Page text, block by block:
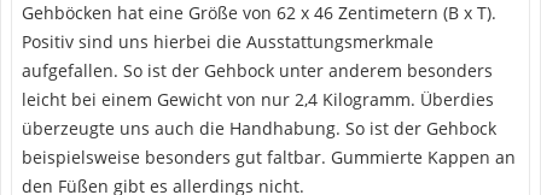
Gehböcken hat eine Größe von 62 x 46 Zentimetern (B x T).
Positiv sind uns hierbei die Ausstattungsmerkmale
aufgefallen. So ist der Gehbock unter anderem besonders
leicht bei einem Gewicht von nur 2,4 Kilogramm. Überdies
überzeugte uns auch die Handhabung. So ist der Gehbock
beispielsweise besonders gut faltbar. Gummierte Kappen an
den Füßen gibt es allerdings nicht.